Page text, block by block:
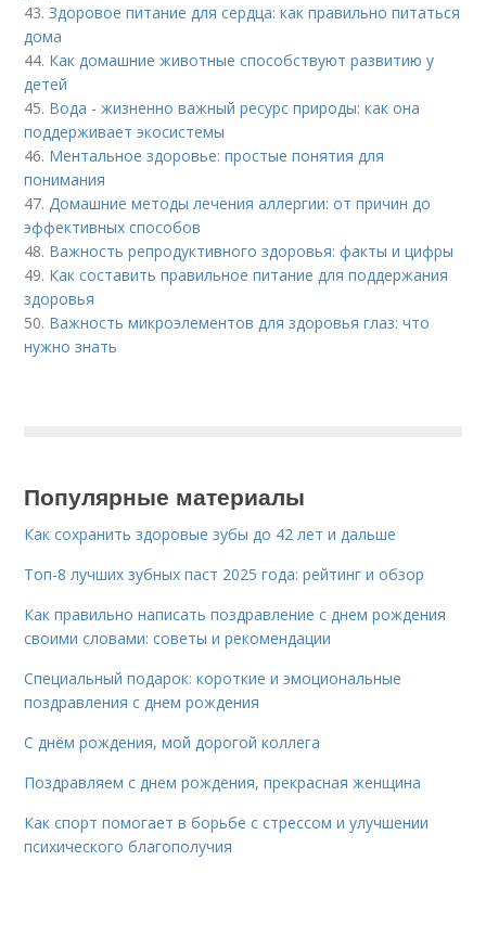
43.Здоровое питание для сердца: как правильно питаться
дома
44. Как домашние животные способствуют развитию у
детей
45. Вода - жизненно важный ресурс природы: как она
поддерживает экосистемы
46. Ментальное здоровье: простые понятия для
понимания
47.Домашние методы лечения аллергии: от причин до
эффективных способов
48. Важность репродуктивного здоровья: факты и цифры
49. Как составить правильное питание для поддержания
здоровья
50. Важность микроэлементов для здоровья глаз: что
нужно знать
Популярные материалы
Как сохранить здоровые зубы до 42 лет и дальше
Топ-8 лучших зубных паст 2025 года: рейтинг и обзор
Как правильно написать поздравление с днем рождения
своими словами: советы и рекомендации
Специальный подарок: короткие и эмоциональные
поздравления с днем рождения
С днём рождения, мой дорогой коллега
Поздравляем с днем рождения, прекрасная женщина
Как спорт помогает в борьбе с стрессом и улучшении
психического благополучия